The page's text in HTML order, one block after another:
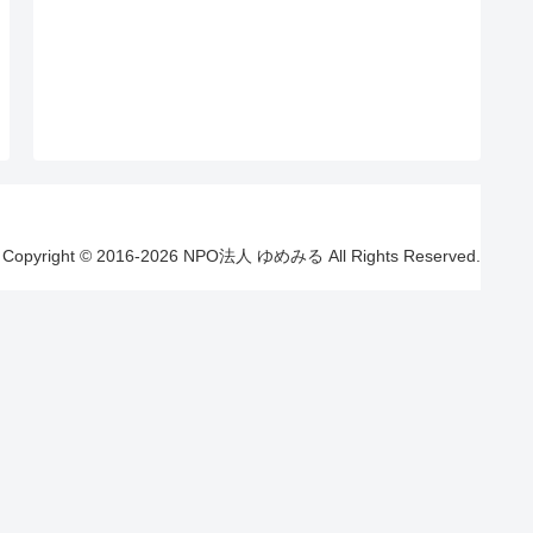
Copyright © 2016-2026 NPO法人 ゆめみる All Rights Reserved.